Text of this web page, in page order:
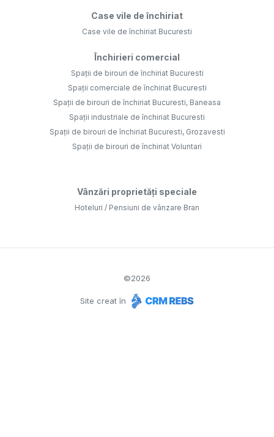
Case vile de închiriat
Case vile de închiriat Bucuresti
Închirieri comercial
Spații de birouri de închiriat Bucuresti
Spații comerciale de închiriat Bucuresti
Spații de birouri de închiriat Bucuresti, Baneasa
Spații industriale de închiriat Bucuresti
Spații de birouri de închiriat Bucuresti, Grozavesti
Spații de birouri de închiriat Voluntari
Vânzări proprietăți speciale
Hoteluri / Pensiuni de vânzare Bran
©2026
Site creat în